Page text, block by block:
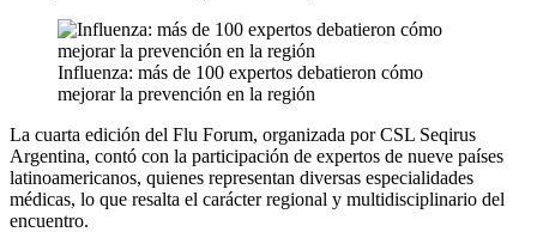
Influenza: más de 100 expertos debatieron cómo
mejorar la prevención en la región
La cuarta edición del Flu Forum, organizada por CSL Seqirus
Argentina, contó con la participación de expertos de nueve países
latinoamericanos, quienes representan diversas especialidades
médicas, lo que resalta el carácter regional y multidisciplinario del
encuentro.